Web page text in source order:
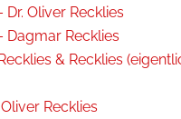
Dr. Oliver Recklies
Dagmar Recklies
& Recklies
Recklies